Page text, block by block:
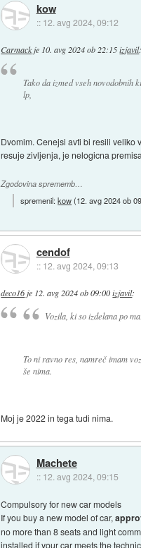
kow
:: 12. avg 2024, 09:12
Carmackje 10. avg 2024 ob 22:15 izjavil:
Tako da izmed vseh novodobnih
lp,
Dvomim. Cenejsi avti bi resili veliko
resuje zivljenja, je nelogicna
Zgodovina sprememb…
spremenil:kow(12. avg 2024 ob
cendof
:: 12. avg 2024, 09:13
deco16 je 12. avg 2024 ob 09:00 izjavil:
Vozila, ki so izdelana po
To ni ravno res, namreč imam
še nima.
Moj je 2022 in tega tudi nima.
Machete
:: 12. avg 2024, 09:15
Compulsory for new car models
If you buy a new model of car,
no more than 8 seats and light
installed if your car meets the